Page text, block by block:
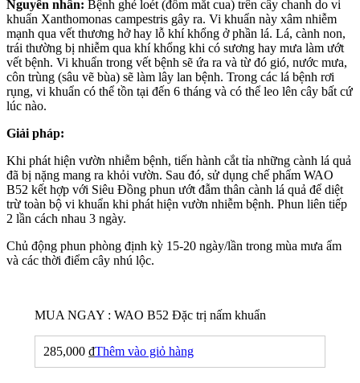
Nguyên nhân: Bệnh ghẻ loét (đốm mắt cua) trên cây chanh do vi
khuẩn Xanthomonas campestris gây ra. Vi khuẩn này xâm nhiễm
mạnh qua vết thương hở hay lỗ khí khổng ở phần lá. Lá, cành non,
trái thường bị nhiễm qua khí khổng khi có sương hay mưa làm ướt
vết bệnh. Vi khuẩn trong vết bệnh sẽ ứa ra và từ đó gió, nước mưa,
côn trùng (sâu vẽ bùa) sẽ làm lây lan bệnh. Trong các lá bệnh rơi
rụng, vi khuẩn có thể tồn tại đến 6 tháng và có thể leo lên cây bất cứ
lúc nào.
Giải pháp:
Khi phát hiện vườn nhiễm bệnh, tiến hành cắt tỉa những cành lá quả
đã bị nặng mang ra khỏi vườn. Sau đó, sử dụng chế phẩm WAO
B52 kết hợp với Siêu Đồng phun ướt đẫm thân cành lá quả để diệt
trừ toàn bộ vi khuẩn khi phát hiện vườn nhiễm bệnh. Phun liên tiếp
2 lần cách nhau 3 ngày.
Chủ động phun phòng định kỳ 15-20 ngày/lần trong mùa mưa ẩm
và các thời điểm cây nhú lộc.
MUA NGAY : WAO B52 Đặc trị nấm khuẩn
285,000 ₫Thêm vào giỏ hàng